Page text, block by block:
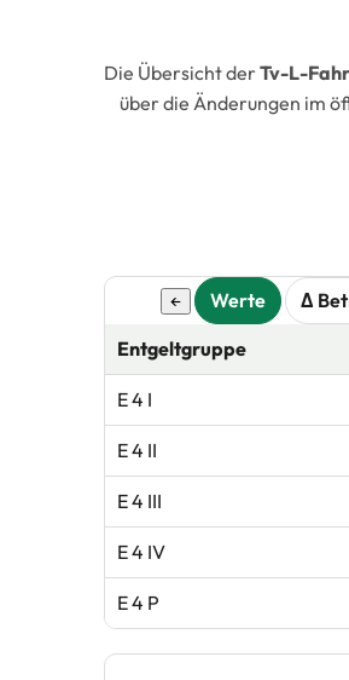
Die Übersicht derTv-L-
über die Änderungen im
← Werte Δ
Entgeltgruppe
E 4 I
E 4 II
E 4 III
E 4 IV
E 4 P